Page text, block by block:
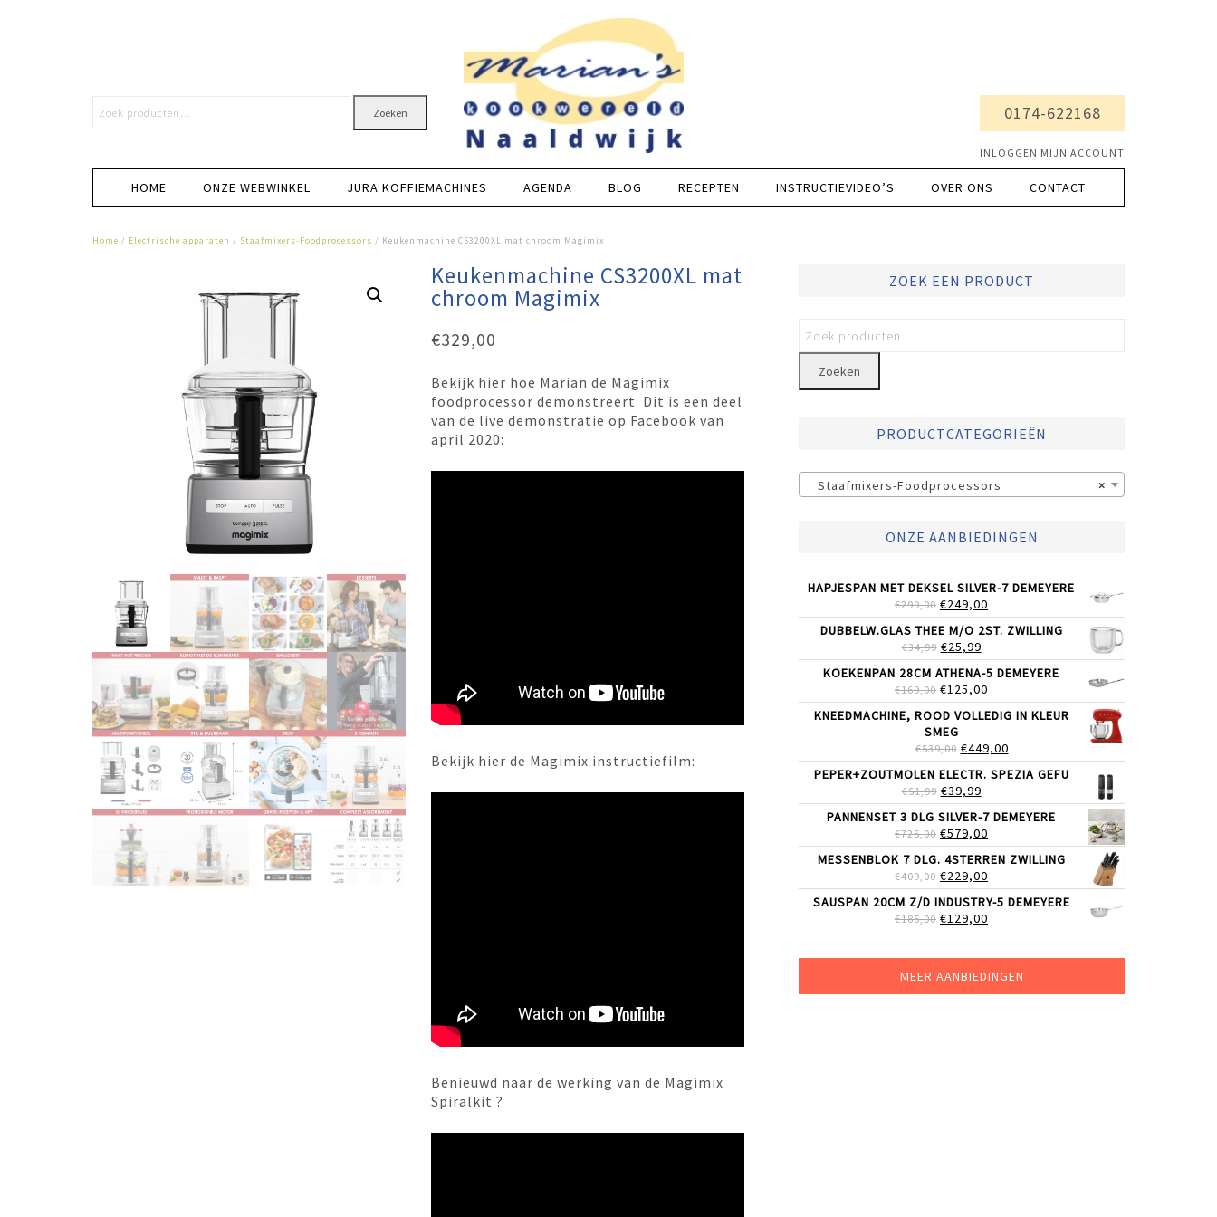
Zoeken 0174-622168
INLOGGEN MIJN ACCOUNT
HOME ONZE WEBWINKEL JURA KOFFIEMACHINES AGENDA BLOG RECEPTEN INSTRUCTIEVIDEO’S OVER ONS CONTACT
Home / Electrische apparaten / Staafmixers-Foodprocessors / Keukenmachine CS3200XL mat chroom Magimix
Keukenmachine CS3200XL mat
chroom Magimix
€329,00
Bekijk hier hoe Marian de Magimix
foodprocessor demonstreert. Dit is een deel
van de live demonstratie op Facebook van
april 2020:
Bekijk hier de Magimix instructiefilm:
Benieuwd naar de werking van de Magimix
Spiralkit ?
ZOEK EEN PRODUCT
Zoeken
PRODUCTCATEGORIEËN
×
Staafmixers-Foodprocessors
ONZE AANBIEDINGEN
HAPJESPAN MET DEKSEL SILVER-7 DEMEYERE
€299,00 OORSPRONKELIJKE
PRIJS
WAS:
€299,00.
€249,00
PRIJS
IS:
DUBBELW.GLAS THEE M/O 2ST. ZWILLING
€34,99 OORSPRONKELIJKE
PRIJS
WAS:
€34,99.
€25,99HUIDIGE
PRIJS
IS:
€25,99.
KOEKENPAN 28CM ATHENA-5 DEMEYERE
€169,00 OORSPRONKELIJKE
PRIJS
WAS:
€169,00.
€125,00
PRIJS
IS:
KNEEDMACHINE, ROOD VOLLEDIG IN KLEUR
SMEG
€539,00 OORSPRONKELIJKE
PRIJS
WAS:
€539,00.
€449,00HUIDIGE
PRIJS
IS:
PEPER+ZOUTMOLEN ELECTR. SPEZIA GEFU
€51,99 OORSPRONKELIJKE
PRIJS
WAS:
€51,99.
€39,99HUIDIGE
PRIJS
IS:
€39,99.
PANNENSET 3 DLG SILVER-7 DEMEYERE
€725,00 OORSPRONKELIJKE
PRIJS
WAS:
€725,00.
€579,00
PRIJS
IS:
€579,00.
MESSENBLOK 7 DLG. 4STERREN ZWILLING
€409,00 OORSPRONKELIJKE
PRIJS
WAS:
€409,00.
€229,00
PRIJS
IS:
€229,00.
SAUSPAN 20CM Z/D INDUSTRY-5 DEMEYERE
€185,00 OORSPRONKELIJKE
€129,00
MEER AANBIEDINGEN